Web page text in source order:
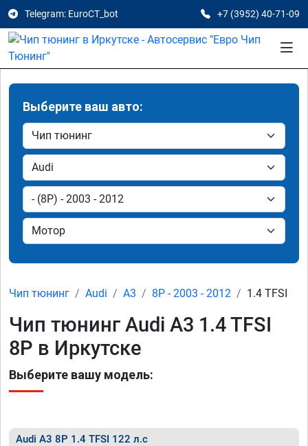
Telegram: EuroCT_bot +7 (3952) 40-71-09
Выберите ваш авто:
Чип тюнинг Audi A3 8P - 2003 - 2012 1.4 TFSI
Чип тюнинг Audi A3 1.4 TFSI
8P в Иркутске
Выберите вашу модель:
Audi A3 8P 1.4 TFSI 122 л.с